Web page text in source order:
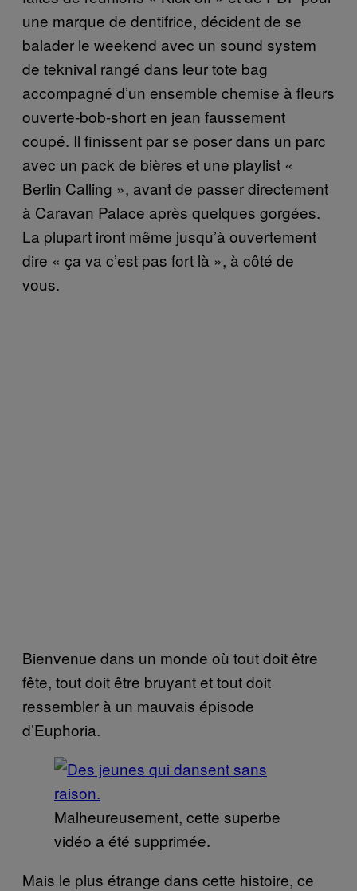
une marque de dentifrice, décident de se
balader le weekend avec un sound system
de teknival rangé dans leur tote bag
accompagné d’un ensemble chemise à fleurs
ouverte-bob-short en jean faussement
coupé. Il finissent par se poser dans un parc
avec un pack de bières et une playlist «
Berlin Calling », avant de passer directement
à Caravan Palace après quelques gorgées.
La plupart iront même jusqu’à ouvertement
dire « ça va c’est pas fort là », à côté de
vous.
Bienvenue dans un monde où tout doit être
fête, tout doit être bruyant et tout doit
ressembler à un mauvais épisode
d’Euphoria.
Malheureusement, cette superbe
vidéo a été supprimée.
Mais le plus étrange dans cette histoire, ce